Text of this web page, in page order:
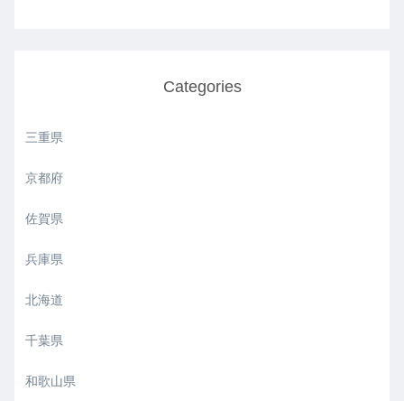
Categories
三重県
京都府
佐賀県
兵庫県
北海道
千葉県
和歌山県